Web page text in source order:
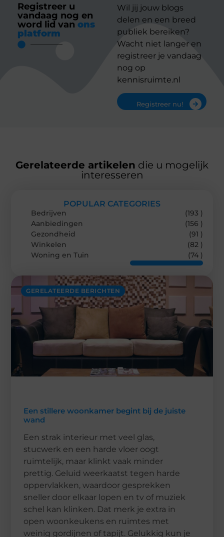
Registreer u
vandaag nog en
word lid van ons
platform
Wil jij jouw blogs
delen en een breed
publiek bereiken?
Wacht niet langer en
registreer je vandaag
nog op
kennisruimte.nl
Registreer nu!
Gerelateerde artikelen die u mogelijk
interesseren
GERELATEERDE BERICHTEN
Een stillere woonkamer begint bij de juiste
wand
Een strak interieur met veel glas,
stucwerk en een harde vloer oogt
ruimtelijk, maar klinkt vaak minder
prettig. Geluid weerkaatst tegen harde
oppervlakken, waardoor gesprekken
sneller door elkaar lopen en tv of muziek
schel kan klinken. Dat merk je extra in
open woonkeukens en ruimtes met
weinig gordijnen of tapijt. Gelukkig kun je
POPULAR CATEGORIES
Bedrijven
(193 )
Aanbiedingen
(156 )
Gezondheid
(91 )
Winkelen
(82 )
Woning en Tuin
(74 )